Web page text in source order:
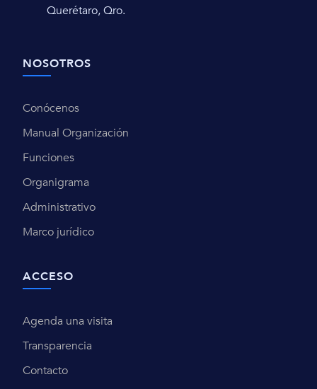
Querétaro, Qro.
NOSOTROS
Conócenos
Manual Organización
Funciones
Organigrama
Administrativo
Marco jurídico
ACCESO
Agenda una visita
Transparencia
Contacto